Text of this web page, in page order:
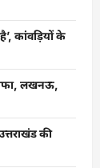
कांवड़ियों के
लखनऊ,
की